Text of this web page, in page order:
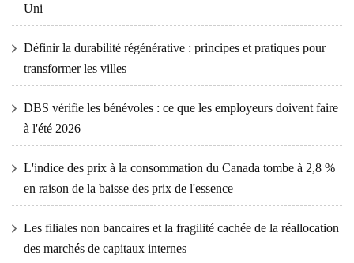
Uni
Définir la durabilité régénérative : principes et pratiques pour
transformer les villes
DBS vérifie les bénévoles : ce que les employeurs doivent faire
à l'été 2026
L'indice des prix à la consommation du Canada tombe à 2,8 %
en raison de la baisse des prix de l'essence
Les filiales non bancaires et la fragilité cachée de la réallocation
des marchés de capitaux internes